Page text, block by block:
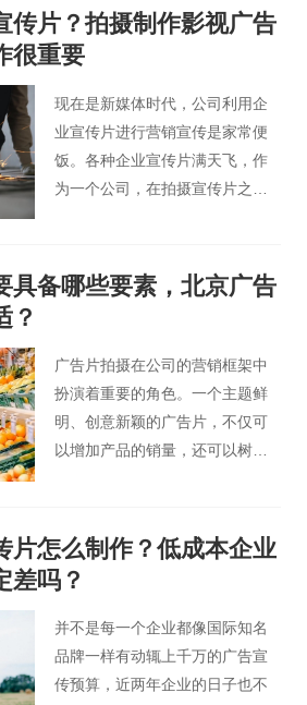
片，对医院相关科室进行宣传和
叙述，那么你知道医院宣传片的
制作流程吗？接下来小编就和大
家聊一聊医院宣传片制作过程的
具体内容。
传片？拍摄制作影视广告
很重要
现在是新媒体时代，公司利用企
业宣传片进行营销宣传是家常便
饭。各种企业宣传片满天飞，作
为一个公司，在拍摄宣传片之前
拍好企业广告宣传片。
具备哪些要素，北京广告
？
广告片拍摄在公司的营销框架中
扮演着重要的角色。一个主题鲜
明、创意新颖的广告片，不仅可
以增加产品的销量，还可以树立
人员为您分享广告片拍摄需要具
备的元素。
片怎么制作？低成本企业
差吗？
并不是每一个企业都像国际知名
品牌一样有动辄上千万的广告宣
传预算，近两年企业的日子也不